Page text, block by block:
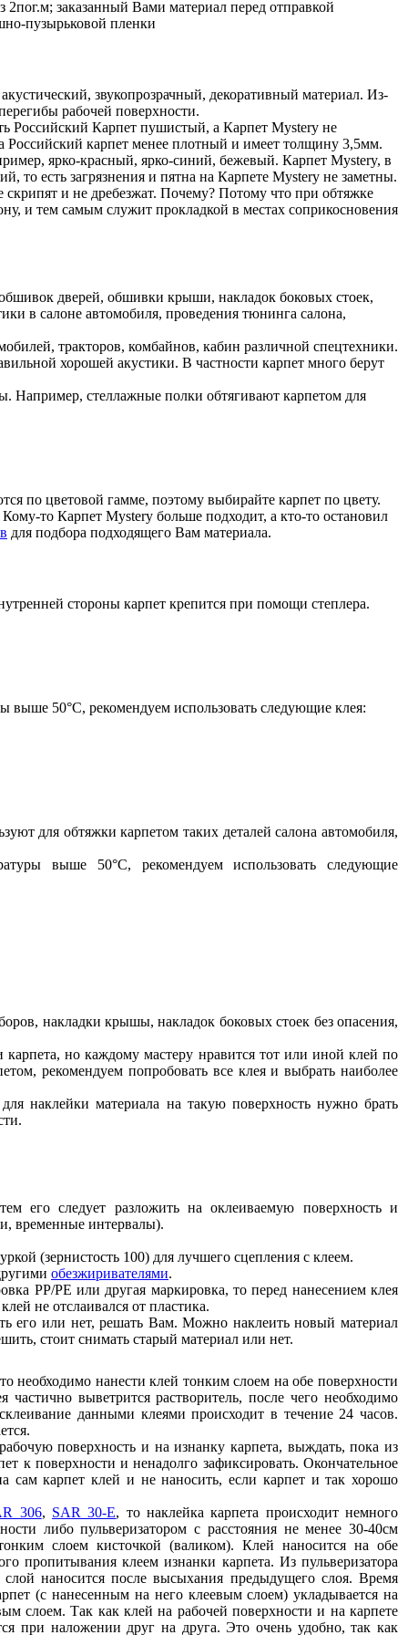
заказанный Вами материал перед отправкой
пузырьковой пленки
звукопрозрачный, декоративный материал. Из-
рабочей поверхности.
Российский Карпет пушистый, а Карпет Mystery не
карпет менее плотный и имеет толщину 3,5мм.
ярко-красный, ярко-синий, бежевый. Карпет Mystery, в
то есть загрязнения и пятна на Карпете Mystery не заметны.
и не дребезжат. Почему? Потому что при обтяжке
и тем самым служит прокладкой в местах соприкосновения
дверей, обшивки крыши, накладок боковых стоек,
в салоне автомобиля, проведения тюнинга салона,
тракторов, комбайнов, кабин различной спецтехники.
хорошей акустики. В частности карпет много берут
Например, стеллажные полки обтягивают карпетом для
по цветовой гамме, поэтому выбирайте карпет по цвету.
то Карпет Mystery больше подходит, а кто-то остановил
для подбора подходящего Вам материала.
стороны карпет крепится при помощи степлера.
выше 50°С, рекомендуем использовать следующие клея:
для обтяжки карпетом таких деталей салона автомобиля,
выше 50°С, рекомендуем использовать следующие
накладки крышы, накладок боковых стоек без опасения,
но каждому мастеру нравится тот или иной клей по
рекомендуем попробовать все клея и выбрать наиболее
наклейки материала на такую поверхность нужно брать
его следует разложить на оклеиваемую поверхность и
временные интервалы).
(зернистость 100) для лучшего сцепления с клеем.
обезжиривателями.
PP/PE или другая маркировка, то перед нанесением клея
не отслаивался от пластика.
его или нет, решать Вам. Можно наклеить новый материал
стоит снимать старый материал или нет.
необходимо нанести клей тонким слоем на обе поверхности
выветрится растворитель, после чего необходимо
данными клеями происходит в течение 24 часов.
поверхность и на изнанку карпета, выждать, пока из
к поверхности и ненадолго зафиксировать. Окончательное
сам карпет клей и не наносить, если карпет и так хорошо
306, SAR 30-E, то наклейка карпета происходит немного
либо пульверизатором с расстояния не менее 30-40см
слоем кисточкой (валиком). Клей наносится на обе
пропитывания клеем изнанки карпета. Из пульверизатора
наносится после высыхания предыдущего слоя. Время
(с нанесенным на него клеевым слоем) укладывается на
слоем. Так как клей на рабочей поверхности и на карпете
при наложении друг на друга. Это очень удобно, так как